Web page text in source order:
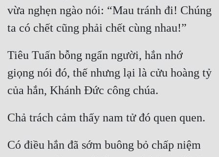
vừa nghẹn ngào nói: “Mau tránh đi! Chúng
Tiêu Tuấn bỗng ngẩn người, hắn nhớ
giọng nói đó, thế nhưng lại là cửu hoàng tỷ
Có điều hắn đã sớm buông bỏ chấp niệm